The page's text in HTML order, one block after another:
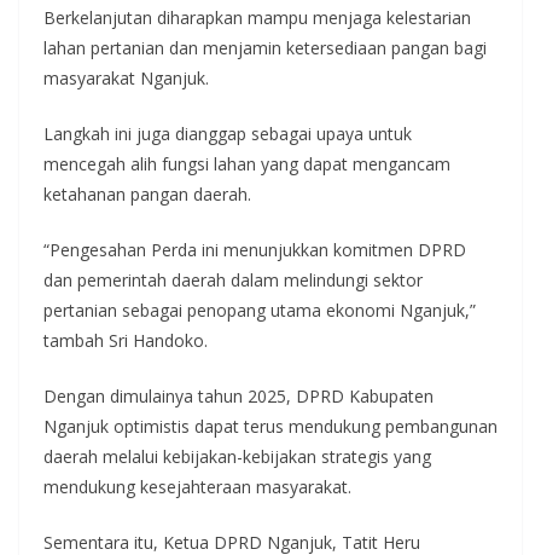
Berkelanjutan diharapkan mampu menjaga kelestarian
lahan pertanian dan menjamin ketersediaan pangan bagi
masyarakat Nganjuk.
Langkah ini juga dianggap sebagai upaya untuk
mencegah alih fungsi lahan yang dapat mengancam
ketahanan pangan daerah.
“Pengesahan Perda ini menunjukkan komitmen DPRD
dan pemerintah daerah dalam melindungi sektor
pertanian sebagai penopang utama ekonomi Nganjuk,”
tambah Sri Handoko.
Dengan dimulainya tahun 2025, DPRD Kabupaten
Nganjuk optimistis dapat terus mendukung pembangunan
daerah melalui kebijakan-kebijakan strategis yang
mendukung kesejahteraan masyarakat.
Sementara itu, Ketua DPRD Nganjuk, Tatit Heru